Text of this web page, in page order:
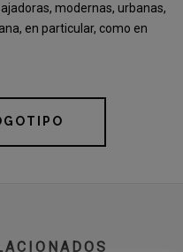
modernas, urbanas,
en particular, como en